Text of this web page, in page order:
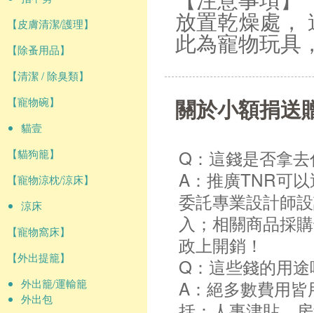
【皮膚清潔/護理】
【除蚤用品】
【清潔 / 除臭類】
【寵物碗】
貓壹
【貓狗籠】
【寵物涼枕/涼床】
涼床
【寵物窩床】
【外出提籠】
外出籠/運輸籠
外出包
放置乾燥處，
此為寵物玩具
關於小額捐送
Q：這錢是否拿
A：推廣TNR可
委託專業設計師
入；相關商品採
政上開銷！
Q：這些錢的用
A：絕多數費用